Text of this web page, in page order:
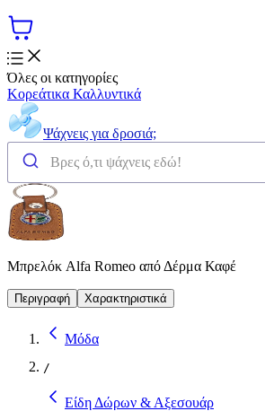
Όλες οι κατηγορίες
Κορεάτικα Καλλυντικά
Ψάχνεις για δροσιά;
Μπρελόκ Alfa Romeo από Δέρμα Καφέ
Περιγραφή Χαρακτηριστικά
Μόδα
/
Είδη Δώρων & Αξεσουάρ